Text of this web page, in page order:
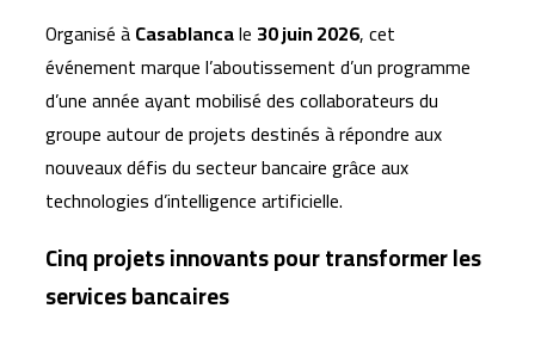
Organisé àCasablancale 30 juin 2026, cet
événement marque l’aboutissement d’un programme
d’une année ayant mobilisé des collaborateurs du
groupe autour de projets destinés à répondre aux
nouveaux défis du secteur bancaire grâce aux
technologies d’intelligence artificielle.
Cinq projets innovants pour transformer les
services bancaires